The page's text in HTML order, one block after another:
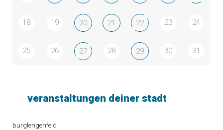
18 19 20 21 22 23 24
25 26 27 28 29 30 31
veranstaltungen deiner stadt
burglengenfeld